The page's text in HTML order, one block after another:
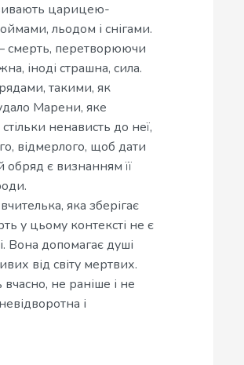
царицею-
льодом і снігами.
смерть, перетворюючи
іноді страшна, сила.
такими, як
Марени, яке
ненависть до неї,
відмерлого, щоб дати
є визнанням її
яка зберігає
у цьому контексті не є
Вона допомагає душі
від світу мертвих.
не раніше і не
і